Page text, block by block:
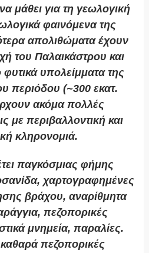
μάθει για τη γεωλογική
φαινόμενα της
απολιθώματα έχουν
του Παλαικάστρου και
υπολείμματα της
περιόδου (~300 εκατ.
ακόμα πολλές
με περιβαλλοντική και
κληρονομιά.
παγκόσμιας φήμης
χαρτογραφημένες
βράχου, αναρίθμητα
πεζοπορικές
μνημεία, παραλίες.
πεζοπορικές